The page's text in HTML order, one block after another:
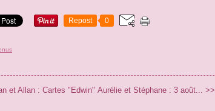
Repost 0
et Allan : Cartes "Edwin" Aurélie et Stéphane : 3 août... >>